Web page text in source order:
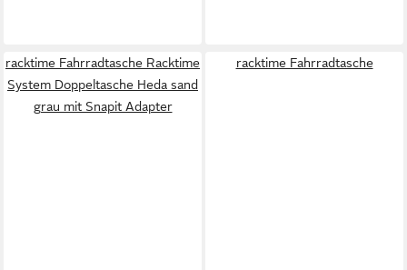
racktime Fahrradtasche Racktime
System Doppeltasche Heda sand
grau mit Snapit Adapter
racktime Fahrradtasche